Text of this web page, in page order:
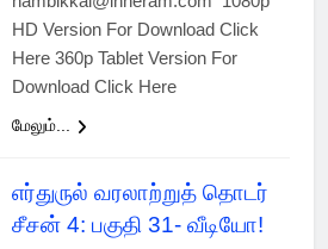
HD Version For Download Click
Here 360p Tablet Version For
Download Click Here
மேலும்...
எர்துருல் வரலாற்றுத் தொடர்
சீசன் 4: பகுதி 31- வீடியோ!